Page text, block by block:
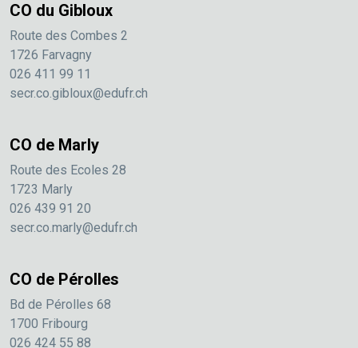
CO du Gibloux
Route des Combes 2
1726 Farvagny
026 411 99 11
secr.co.gibloux@edufr.ch
CO de Marly
Route des Ecoles 28
1723 Marly
026 439 91 20
secr.co.marly@edufr.ch
CO de Pérolles
Bd de Pérolles 68
1700 Fribourg
026 424 55 88